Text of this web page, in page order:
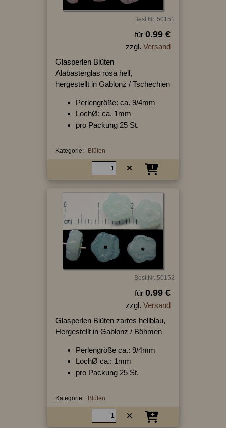
Best.Nr.:50151
für 0.99 €
zzgl. Versand
Glasperlen Blüten
Alabasterglas rosa hell,
hergestellt in Gablonz / Tschechien
Perlengröße: ca. 9/4mm
LochØ: ca. 1mm
pro Packung 25 St.
Kategorie: Blüten
Best.Nr.:50152
für 0.99 €
zzgl. Versand
Glasperlen Blüten zartes hellblau,
Hergestellt in Gablonz / Böhmen
Perlengröße ca.: 9/4mm
LochØ ca.: 1mm
pro Packung 25 St.
Kategorie: Blüten